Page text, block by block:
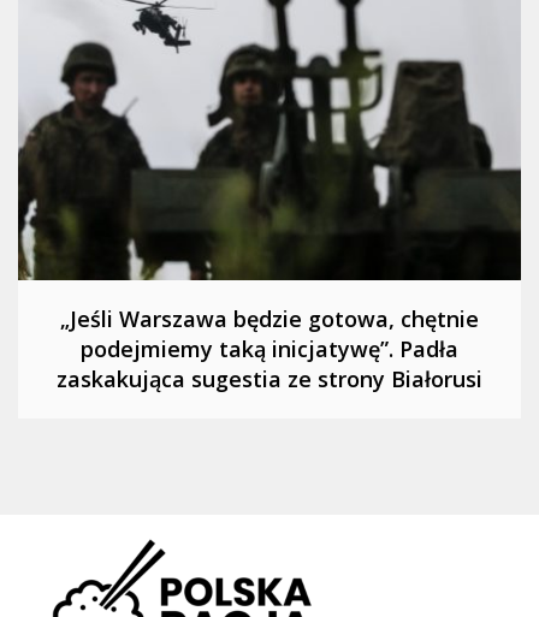
„Jeśli Warszawa będzie gotowa, chętnie
podejmiemy taką inicjatywę”. Padła
zaskakująca sugestia ze strony Białorusi